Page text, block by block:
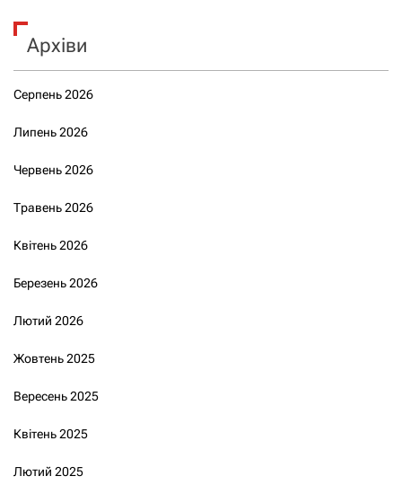
Архіви
Серпень 2026
Липень 2026
Червень 2026
Травень 2026
Квітень 2026
Березень 2026
Лютий 2026
Жовтень 2025
Вересень 2025
Квітень 2025
Лютий 2025